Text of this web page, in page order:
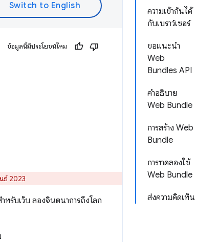
ความเข้ากันได้
กับเบราว์เซอร์
ขอแนะนํา
Web
Bundles API
คำอธิบาย
Web Bundle
การสร้าง Web
Bundle
การทดลองใช้
Web Bundle
ส่งความคิดเห็น
ข้อมูลนี้มีประโยชน์ไหม
ธ์ 2023
หรับเว็บ ลองจินตนาการถึงโลก